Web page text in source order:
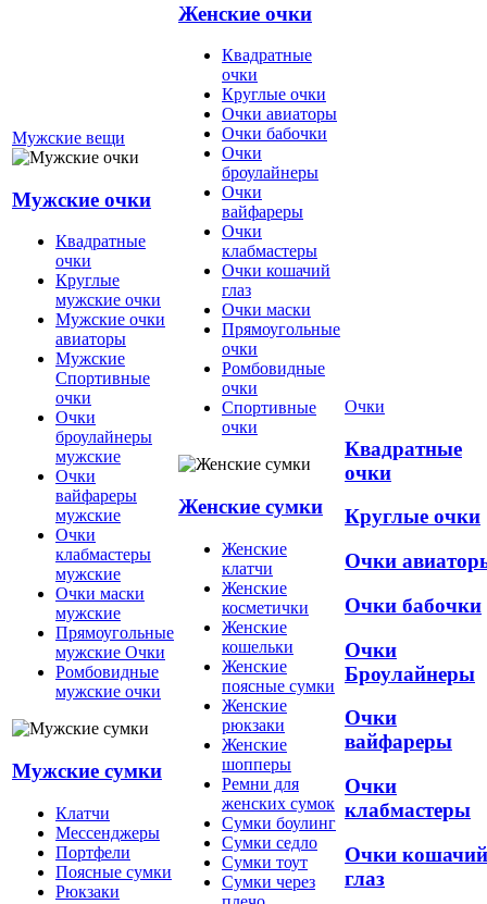
Мужские вещи
Мужские очки
Квадратные
очки
Круглые
мужские очки
Мужские очки
авиаторы
Мужские
Спортивные
очки
Очки
броулайнеры
мужские
Очки
вайфареры
мужские
Очки
клабмастеры
мужские
Очки маски
мужские
Прямоугольные
мужские Очки
Ромбовидные
мужские очки
Мужские сумки
Клатчи
Мессенджеры
Портфели
Поясные сумки
Рюкзаки
Женские очки
Квадратные
очки
Круглые очки
Очки авиаторы
Очки бабочки
Очки
броулайнеры
Очки
вайфареры
Очки
клабмастеры
Очки кошачий
глаз
Очки маски
Прямоугольные
очки
Ромбовидные
очки
Спортивные
очки
Женские сумки
Женские
клатчи
Женские
косметички
Женские
кошельки
Женские
поясные сумки
Женские
рюкзаки
Женские
шопперы
Ремни для
женских сумок
Сумки боулинг
Сумки седло
Сумки тоут
Сумки через
Очки
Квадратные
очки
Круглые очки
Очки
Очки бабочки
Очки
Броулайнеры
Очки
вайфареры
Очки
клабмастеры
Очки кошачий
глаз